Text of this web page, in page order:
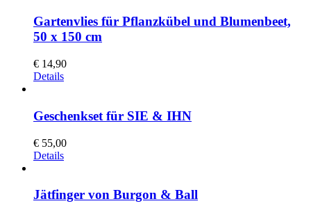
Gartenvlies für Pflanzkübel und Blumenbeet,
50 x 150 cm
€ 14,90
Details
Geschenkset für SIE & IHN
€ 55,00
Details
Jätfinger von Burgon & Ball